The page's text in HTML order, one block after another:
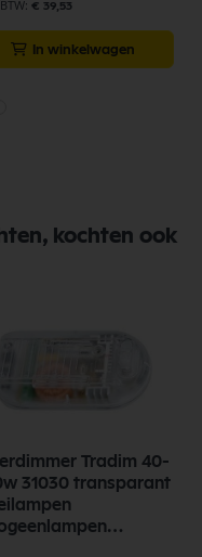
€ 39,53
In winkelwagen
kochten ook
Tradim 40-
31030 transparant